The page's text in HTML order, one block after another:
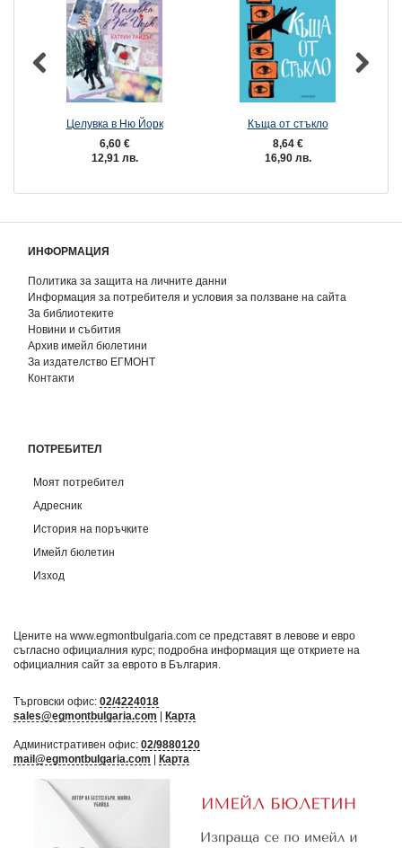
Целувка в Ню Йорк
6,60 €
12,91 лв.
Къща от стъкло
8,64 €
16,90 лв.
ИНФОРМАЦИЯ
Политика за защита на личните данни
Информация за потребителя и условия за ползване на сайта
За библиотеките
Новини и събития
Архив имейл бюлетини
За издателство ЕГМОНТ
Контакти
ПОТРЕБИТЕЛ
Моят потребител
Адресник
История на поръчките
Имейл бюлетин
Изход
Цените на www.egmontbulgaria.com се представят в левове и евро
съгласно официалния курс; подробна информация ще откриете на
официалния сайт за еврото в България
Търговски офис: 02/4224018
sales@egmontbulgaria.com
Карта
Административен офис: 02/9880120
mail@egmontbulgaria.com
Карта